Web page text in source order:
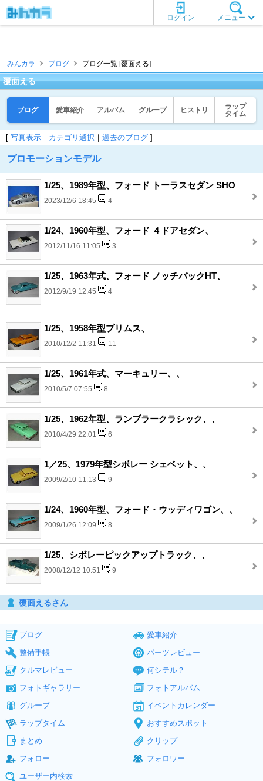
メニュー
ログイン
みんカラ ブログ ブログ一覧 [覆面える]
覆面える
ブログ 愛車紹介 アルバム グループ ヒストリ
ラップ
タイム
[ 写真表示 ｜ カテゴリ選択 ｜ 過去のブログ ]
プロモーションモデル
1/25、1989年型、フォード トーラスセダン SHO
2023/12/6 18:45 4
1/24、1960年型、フォード ４ドアセダン、
2012/11/16 11:05 3
1/25、1963年式、フォード ノッチバックHT、
2012/9/19 12:45 4
1/25、1958年型プリムス、
2010/12/2 11:31 11
1/25、1961年式、マーキュリー、、
2010/5/7 07:55 8
1/25、1962年型、ランブラークラシック、、
2010/4/29 22:01 6
1／25、1979年型シボレー シェベット、、
2009/2/10 11:13 9
1/24、1960年型、フォード・ウッディワゴン、、
2009/1/26 12:09 8
1/25、シボレーピックアップトラック、、
2008/12/12 10:51 9
覆面えるさん
ブログ
愛車紹介
整備手帳
パーツレビュー
クルマレビュー
何シテル？
フォトギャラリー
フォトアルバム
グループ
イベントカレンダー
ラップタイム
おすすめスポット
まとめ
クリップ
フォロー
フォロワー
ユーザー内検索